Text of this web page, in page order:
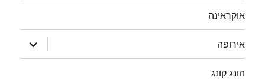
אוקראינה
אירופה
הצג
תפריט
הונג קונג